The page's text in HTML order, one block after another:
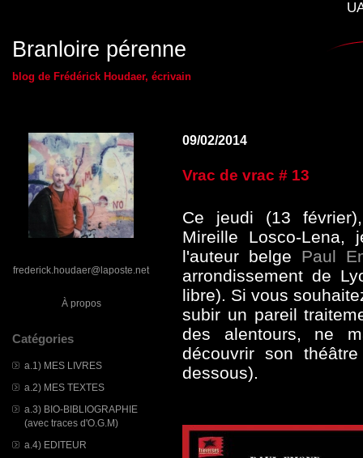
Branloire pérenne
blog de Frédérick Houdaer, écrivain
frederick.houdaer@laposte.net
À propos
Catégories
a.1) MES LIVRES
a.2) MES TEXTES
a.3) BIO-BIBLIOGRAPHIE
(avec traces d'O.G.M)
a.4) EDITEUR
09/02/2014
Vrac de vrac # 13
Ce jeudi (13
Mireille Losco-Lena,
l'auteur belge Paul
arrondissement de
libre). Si vous
subir un pareil
des alentours, ne
découvrir son
dessous).